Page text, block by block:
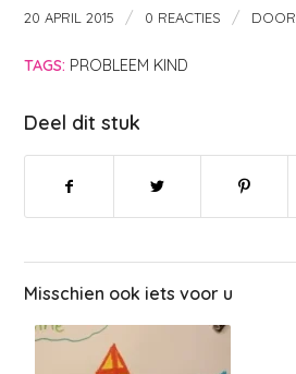
20 APRIL 2015 / 0 REACTIES / DOOR
TAGS: PROBLEEM KIND
Deel dit stuk
Misschien ook iets voor u